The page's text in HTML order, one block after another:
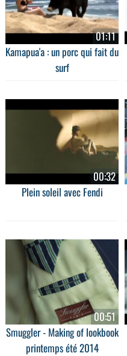
01:11
Kamapua'a : un porc qui fait du
surf
00:32
Plein soleil avec Fendi
00:51
Smuggler - Making of lookbook
printemps été 2014